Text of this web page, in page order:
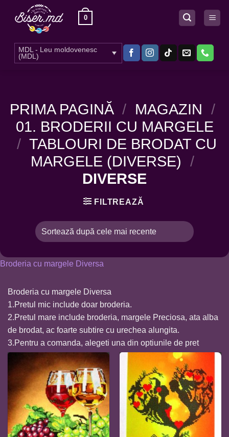
0
MDL - Leu moldovenesc
(MDL)
PRIMA PAGINĂ / MAGAZIN /
01. BRODERII CU MARGELE
/ TABLOURI DE BRODAT CU
MARGELE (DIVERSE) /
DIVERSE
FILTREAZĂ
Broderia cu margele Diversa
Broderia cu margele Diversa
1.Pretul mic include doar broderia.
2.Pretul mare include broderia, margele Preciosa, ata alba
de brodat, ac foarte subtire cu urechea alungita.
3.Pentru a comanda, alegeti una din optiunile de pret